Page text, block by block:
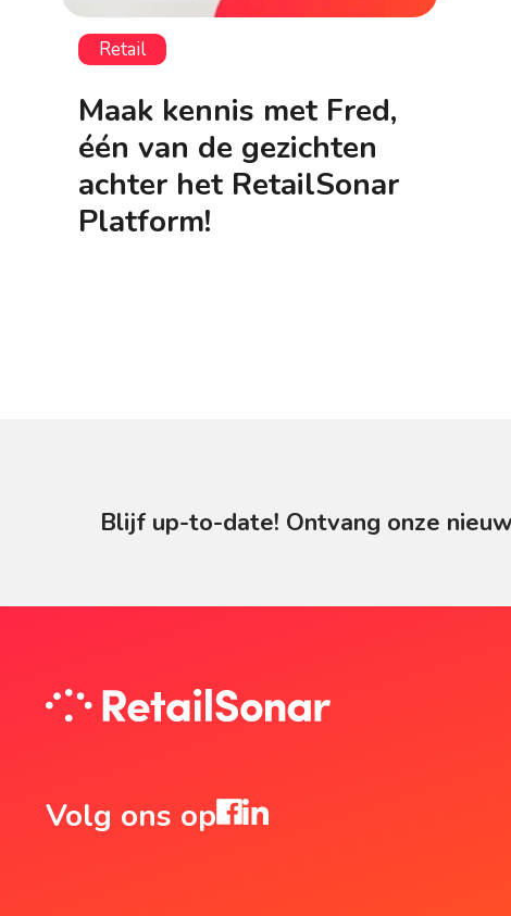
Retail
Maak kennis met Fred,
één van de gezichten
achter het RetailSonar
Platform!
Blijf up-to-date! Ontvang onze
Volg ons op